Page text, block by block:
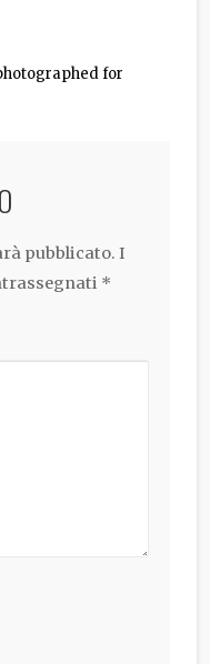
for
pubblicato. I
*